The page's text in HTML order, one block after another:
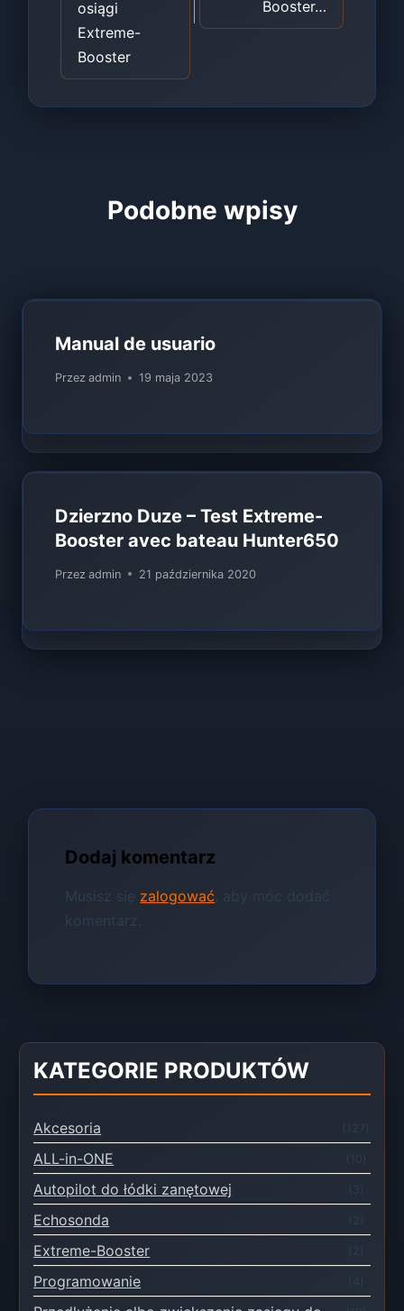
osiągi
Extreme-
Booster
Booster…
Podobne wpisy
Manual de usuario
Przez admin 19 maja 2023
Dzierzno Duze – Test Extreme-
Booster avec bateau Hunter650
Przez admin 21 października 2020
Dodaj komentarz
Musisz się zalogować , aby móc dodać
komentarz.
KATEGORIE PRODUKTÓW
Akcesoria (127)
ALL-in-ONE (10)
Autopilot do łódki zanętowej (3)
Echosonda (2)
Extreme-Booster
Programowanie (4)